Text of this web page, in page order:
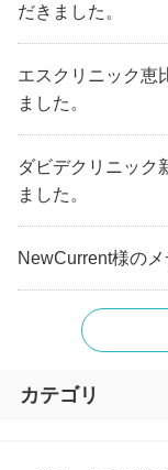
だきました。
エスクリニック恵
ました。
ダビデクリニック
ました。
NewCurrent様の
カテゴリ